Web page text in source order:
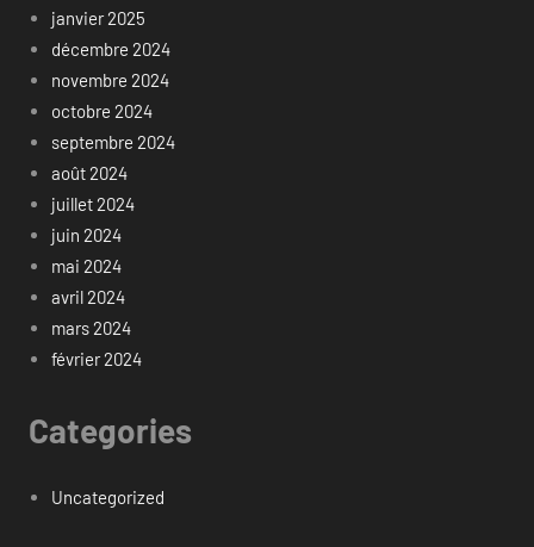
janvier 2025
décembre 2024
novembre 2024
octobre 2024
septembre 2024
août 2024
juillet 2024
juin 2024
mai 2024
avril 2024
mars 2024
février 2024
Categories
Uncategorized